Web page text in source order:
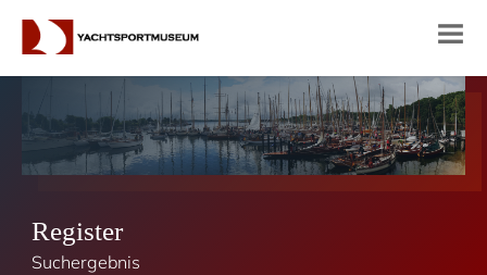
Register
Suchergebnis